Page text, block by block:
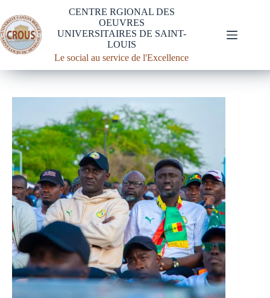
CENTRE RGIONAL DES
OEUVRES
UNIVERSITAIRES DE SAINT-
LOUIS
Le social au service de l'Excellence